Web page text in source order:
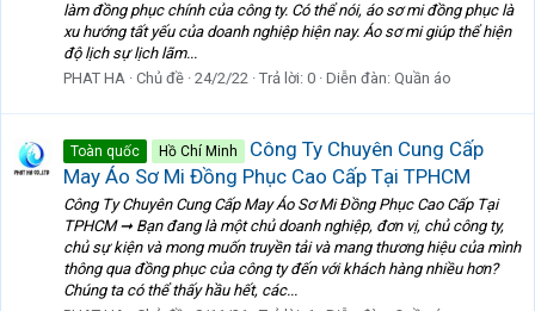
làm đồng phục chính của công ty. Có thể nói, áo sơ mi đồng phục là
xu hướng tất yếu của doanh nghiệp hiện nay. Áo sơ mi giúp thể hiện
độ lịch sự lịch lãm...
PHAT HA Chủ đề 24/2/22 Trả lời: 0 Diễn đàn: Quần áo
Toàn quốc Hồ Chí Minh
Công Ty Chuyên Cung Cấp
May Áo Sơ Mi Đồng Phục Cao Cấp Tại TPHCM
Công Ty Chuyên Cung Cấp May Áo Sơ Mi Đồng Phục Cao Cấp Tại
TPHCM ➞ Bạn đang là một chủ doanh nghiệp, đơn vị, chủ công ty,
chủ sự kiện và mong muốn truyền tải và mang thương hiệu của mình
thông qua đồng phục của công ty đến với khách hàng nhiều hơn?
Chúng ta có thể thấy hầu hết, các...